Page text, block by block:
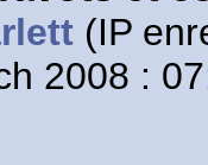
(IP
2008 :